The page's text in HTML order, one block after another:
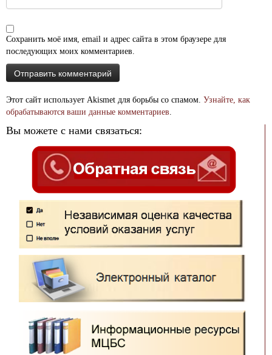
Сохранить моё имя, email и адрес сайта в этом браузере для
последующих моих комментариев.
Этот сайт использует Akismet для борьбы со спамом. Узнайте, как
обрабатываются ваши данные комментариев.
Вы можете с нами связаться: